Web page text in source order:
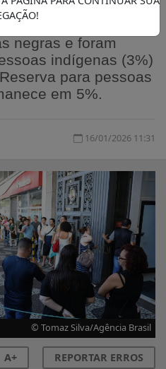
do concurso foi
percentual de vagas
negras e foram
indígenas (3%)
para pessoas
em 5%.
16/01/2026 11:31
© Tomaz Silva/Agência Brasil
A+ REPORTAR ERROS